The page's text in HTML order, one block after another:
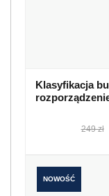
Klasyfikacja
249 zł
NOWOŚĆ